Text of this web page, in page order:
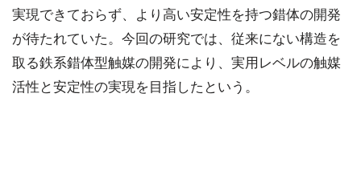
実現できておらず、より高い安定性を持つ錯体の開発
が待たれていた。今回の研究では、従来にない構造を
取る鉄系錯体型触媒の開発により、実用レベルの触媒
活性と安定性の実現を目指したという。